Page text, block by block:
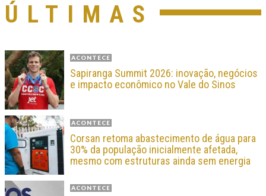
ÚLTIMAS
ACONTECE
Sapiranga Summit 2026: inovação, negócios
e impacto econômico no Vale do Sinos
ACONTECE
Corsan retoma abastecimento de água para
30% da população inicialmente afetada,
mesmo com estruturas ainda sem energia
ACONTECE